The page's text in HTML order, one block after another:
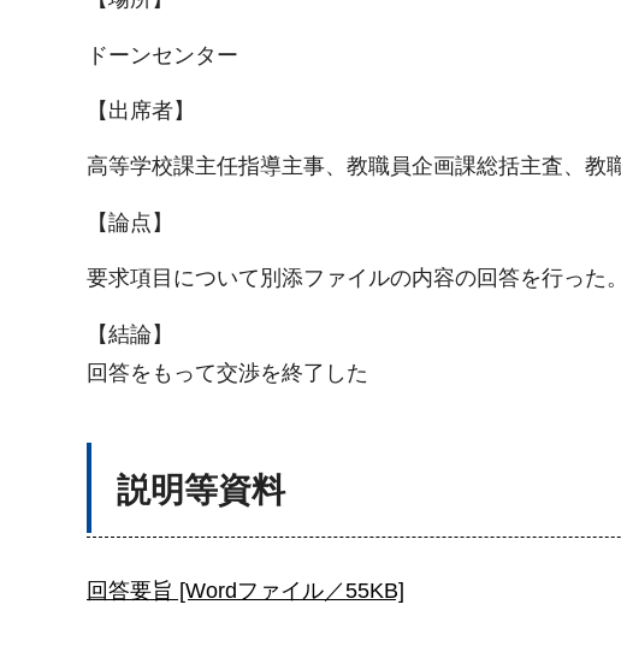
ドーンセンター
【出席者】
高等学校課主任指導主事、教職員企画課総括主査、
【論点】
要求項目について別添ファイルの内容の回答を行った。
【結論】
回答をもって交渉を終了した
説明等資料
回答要旨 [Wordファイル／55KB]